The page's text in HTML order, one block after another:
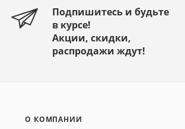
Подпишитесь и будьте
в курсе!
Акции, скидки,
распродажи ждут!
О КОМПАНИИ